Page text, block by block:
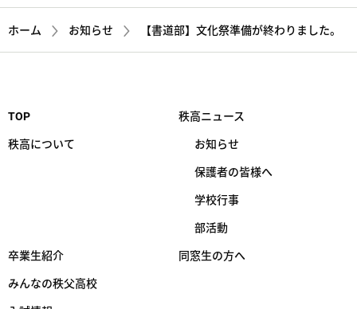
ホーム お知らせ 【書道部】文化祭準備が終わりました。
TOP
秩高について
秩高ニュース
お知らせ
保護者の皆様へ
学校行事
部活動
卒業生紹介
みんなの秩父高校
同窓生の方へ